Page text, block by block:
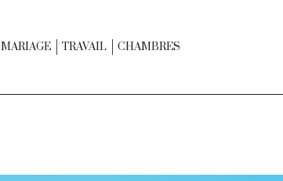
MARIAGE TRAVAIL CHAMBRES